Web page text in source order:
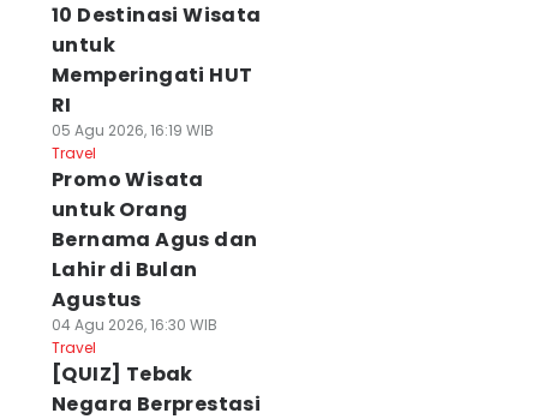
10 Destinasi Wisata
untuk
Memperingati HUT
RI
05 Agu 2026, 16:19 WIB
Travel
Promo Wisata
untuk Orang
Bernama Agus dan
Lahir di Bulan
Agustus
04 Agu 2026, 16:30 WIB
Travel
[QUIZ] Tebak
Negara Berprestasi